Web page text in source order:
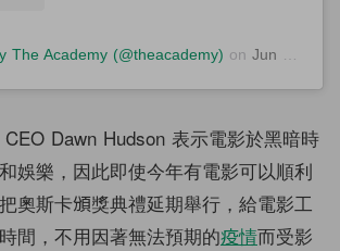
The Academy (@theacademy) on Jun 15, 2020 at 11:32am PDT
Dawn Hudson 表示電影於黑暗時
娛樂，因此即使今年有電影可以順利
奧斯卡頒獎典禮延期舉行，給電影工
間，不用因著無法預期的疫情而受影